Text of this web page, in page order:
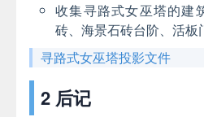
收集寻路式女巫塔的建
砖、海景石砖台阶、活板
寻路式女巫塔投影文件
2 后记